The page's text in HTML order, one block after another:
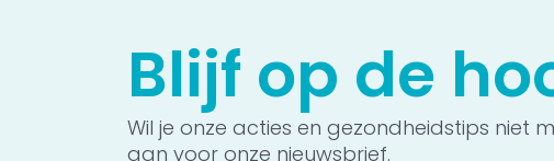
Blijf op de
Wil je onze acties en gezondheidstips niet
aan voor onze nieuwsbrief.